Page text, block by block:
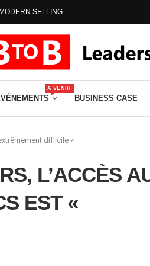
MODERN SELLING
A VENIR
BUSINESS CASE
difficile »
L’ACCÈS
EST «